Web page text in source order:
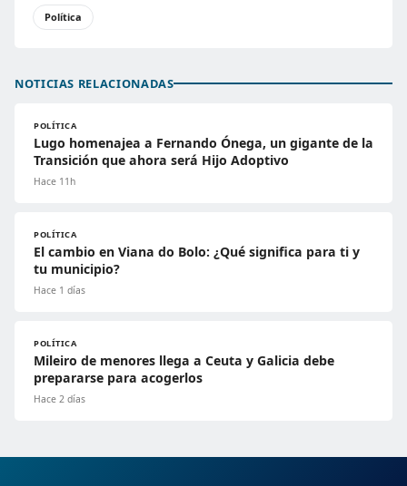
Política
NOTICIAS RELACIONADAS
POLÍTICA
Lugo homenajea a Fernando Ónega, un gigante de la
Transición que ahora será Hijo Adoptivo
Hace 11h
POLÍTICA
El cambio en Viana do Bolo: ¿Qué significa para ti y
tu municipio?
Hace 1 días
POLÍTICA
Mileiro de menores llega a Ceuta y Galicia debe
prepararse para acogerlos
Hace 2 días